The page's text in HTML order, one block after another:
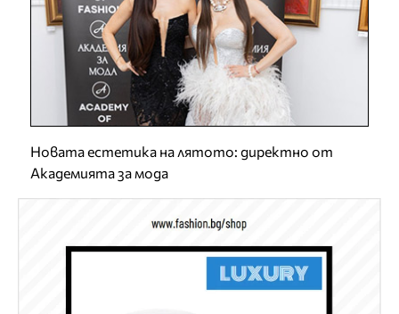
Новата естетика на лятото: директно от
Академията за мода